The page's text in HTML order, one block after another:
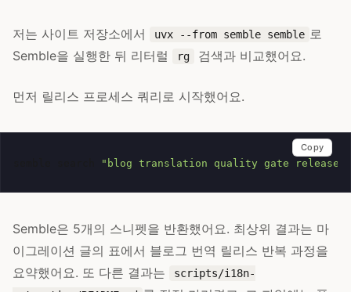
저는 사이트 저장소에서 uvx --from semble semble 로
Semble을 실행한 뒤 리터럴
rg 검색과 비교했어요.
먼저 릴리스 프로세스 쿼리로 시작했어요.
"blog translation quality gate release
Copy
Semble은 5개의 스니펫을 반환했어요. 최상위 결과는 마
이그레이션 글의 표에서 블로그 번역 릴리스 반복 과정을
요약했어요. 또 다른 결과는
scripts/i18n-